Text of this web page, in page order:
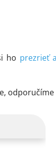
ho prezrieť